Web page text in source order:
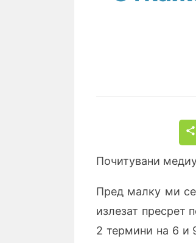
Почитувани
Пред малку ми се
излезат пресрет
2 термини на 6 и